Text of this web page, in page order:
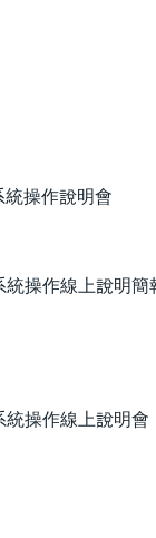
統操作說明會
操作線上說明簡
統操作線上說明會